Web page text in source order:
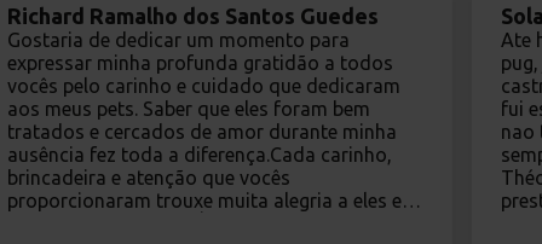
Richard Ramalho dos Santos Guedes
Gostaria de dedicar um momento para
expressar minha profunda gratidão a todos
vocês pelo carinho e cuidado que dedicaram
aos meus pets. Saber que eles foram bem
tratados e cercados de amor durante minha
ausência fez toda a diferença.Cada carinho,
brincadeira e atenção que vocês
proporcionaram trouxe muita alegria a eles e
Ate
fui
nao